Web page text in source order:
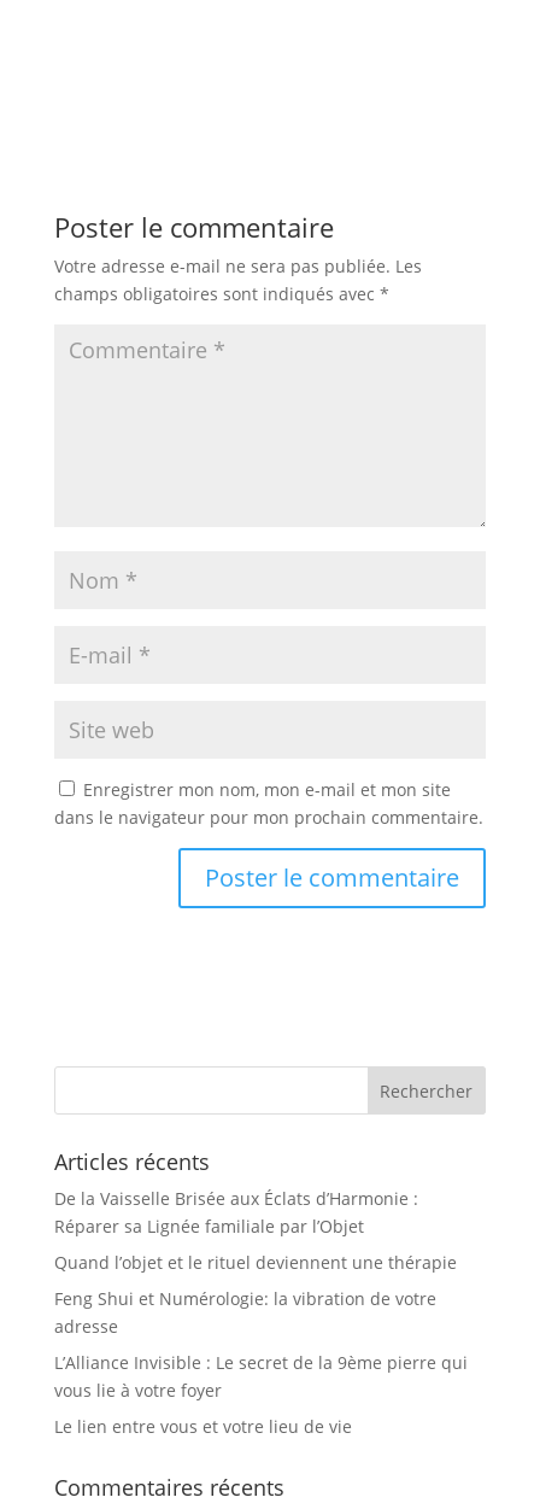
Poster le commentaire
Votre adresse e-mail ne sera pas publiée. Les
champs obligatoires sont indiqués avec *
Enregistrer mon nom, mon e-mail et mon site
dans le navigateur pour mon prochain commentaire.
Articles récents
De la Vaisselle Brisée aux Éclats d’Harmonie :
Réparer sa Lignée familiale par l’Objet
Quand l’objet et le rituel deviennent une thérapie
Feng Shui et Numérologie: la vibration de votre
adresse
L’Alliance Invisible : Le secret de la 9ème pierre qui
vous lie à votre foyer
Le lien entre vous et votre lieu de vie
Commentaires récents